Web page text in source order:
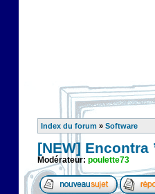
Index du forum » Software
[NEW] Encontra
Modérateur: poulette73